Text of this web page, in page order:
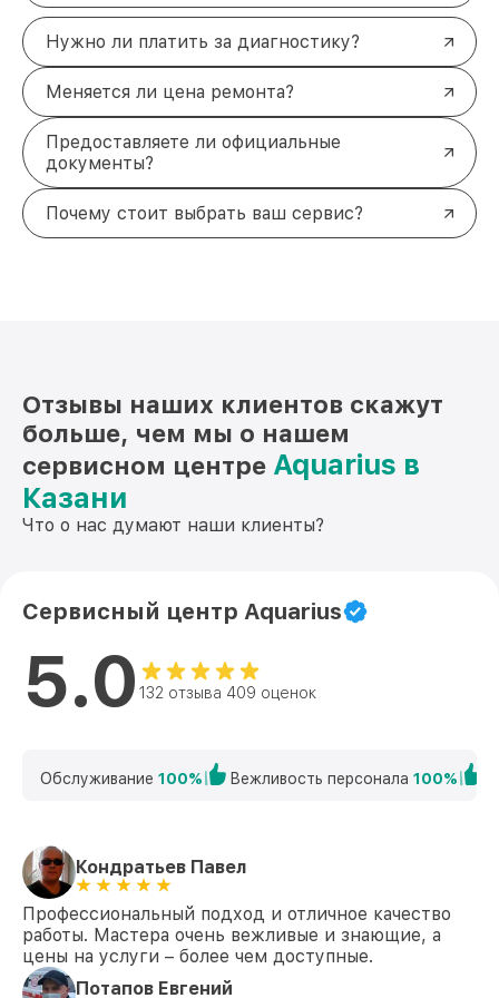
Нужно ли платить за диагностику?
Меняется ли цена ремонта?
Предоставляете ли официальные
документы?
Почему стоит выбрать ваш сервис?
Отзывы наших клиентов скажут
больше, чем мы о нашем
сервисном центре Aquarius в
Казани
Что о нас думают наши клиенты?
Сервисный центр Aquarius
5.0 132 отзыва 409 оценок
Обслуживание 100% Вежливость персонала 100%
Кондратьев Павел
Профессиональный подход и отличное качество
работы. Мастера очень вежливые и знающие, а
цены на услуги – более чем доступные.
Потапов Евгений